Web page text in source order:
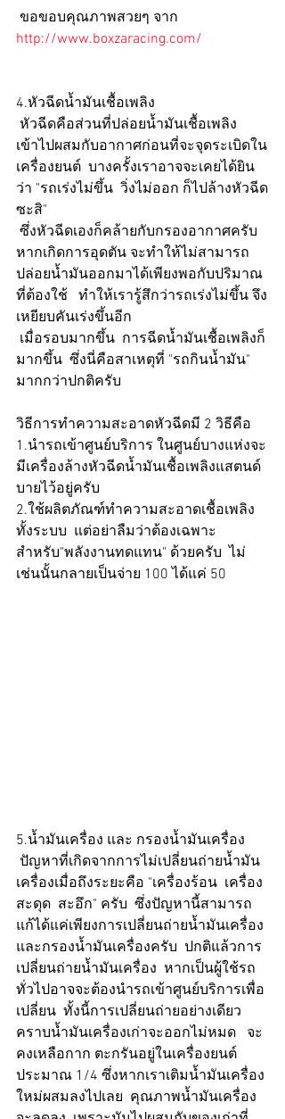
ขอขอบคุณภาพสวยๆ จาก
http://www.boxzaracing.com/
4.หัวฉีดน้ำมันเชื้อเพลิง
เข้าไปผสมกับอากาศก่อนที่จะจุดระเบิดใน
เครื่องยนต์  บางครั้งเราอาจจะเคยได้ยิน
ว่า "รถเร่งไม่ขึ้น  วิ่งไม่ออก ก็ไปล้างหัวฉีด
ซะสิ"
หากเกิดการอุดตัน จะทำให้ไม่สามารถ
ปล่อยน้ำมันออกมาได้เพียงพอกับปริมาณ
ที่ต้องใช้   ทำให้เรารู้สึกว่ารถเร่งไม่ขึ้น จึง
เหยียบคันเร่งขึ้นอีก
มากขึ้น  ซึ่งนี่คือสาเหตุที่ "รถกินน้ำมัน"
มากกว่าปกติครับ
วิธีการทำความสะอาดหัวฉีดมี 2 วิธีคือ
1.นำรถเข้าศูนย์บริการ ในศูนย์บางแห่งจะ
มีเครื่องล้างหัวฉีดน้ำมันเชื้อเพลิงแสตนด์
บายไว้อยู่ครับ
2.ใช้ผลิตภัณฑ์ทำความสะอาดเชื้อเพลิง
ทั้งระบบ  แต่อย่าลืมว่าต้องเฉพาะ
สำหรับ"พลังงานทดแทน" ด้วยครับ  ไม่
เช่นนั้นกลายเป็นจ่าย 100 ได้แค่ 50
5.น้ำมันเครื่อง และ กรองน้ำมันเครื่อง
เครื่องเมื่อถึงระยะคือ "เครื่องร้อน  เครื่อง
สะดุด  สะอึก" ครับ  ซึ่งปัญหานี้สามารถ
แก้ได้แค่เพียงการเปลี่ยนถ่ายน้ำมันเครื่อง
และกรองน้ำมันเครื่องครับ  ปกติแล้วการ
เปลี่ยนถ่ายน้ำมันเครื่อง  หากเป็นผู้ใช้รถ
ทั่วไปอาจจะต้องนำรถเข้าศูนย์บริการเพื่อ
เปลี่ยน  ทั้งนี้การเปลี่ยนถ่ายอย่างเดียว
คราบน้ำมันเครื่องเก่าจะออกไม่หมด   จะ
คงเหลือกาก ตะกรันอยู่ในเครื่องยนต์
ประมาณ 1/4 ซึ่งหากเราเติมน้ำมันเครื่อง
ใหม่ผสมลงไปเลย  คุณภาพน้ำมันเครื่อง